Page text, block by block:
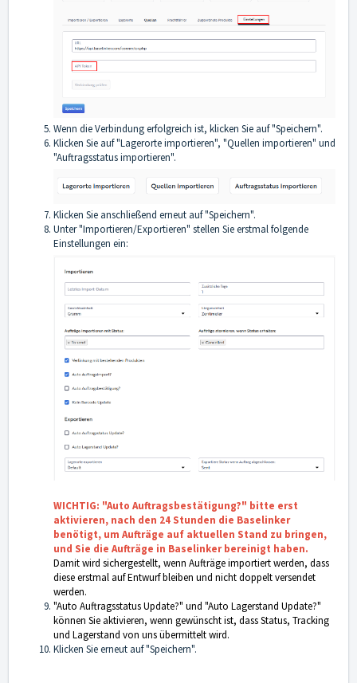
Wenn die Verbindung erfolgreich ist, klicken Sie auf "Speichern".
Klicken Sie auf "Lagerorte importieren", "Quellen importieren" und
"Auftragsstatus importieren".
Klicken Sie anschließend erneut auf "Speichern".
Unter "Importieren/Exportieren" stellen Sie erstmal folgende
Einstellungen ein:
WICHTIG: "Auto Auftragsbestätigung?" bitte erst
aktivieren, nach den 24 Stunden die Baselinker
benötigt, um Aufträge auf aktuellen Stand zu bringen,
und Sie die Aufträge in Baselinker bereinigt haben.
Damit wird sichergestellt, wenn Aufträge importiert werden, dass
diese erstmal auf Entwurf bleiben und nicht doppelt versendet
werden.
"Auto Auftragsstatus Update?" und "Auto Lagerstand Update?"
können Sie aktivieren, wenn gewünscht ist, dass Status, Tracking
und Lagerstand von uns übermittelt wird.
Klicken Sie erneut auf "Speichern".